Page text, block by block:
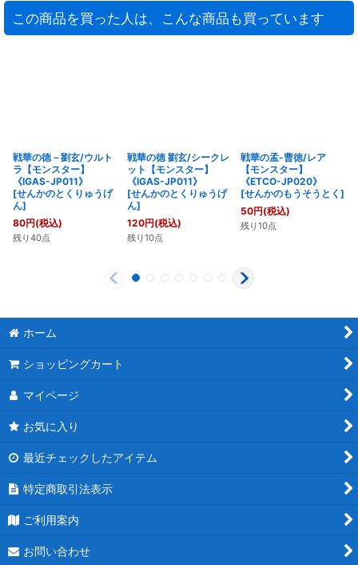
この商品を買った人は、こんな商品も買っています
戦華の徳－劉玄/ウルト
ラ【モンスター】
《IGAS-JP011》
[せんかのとくりゅうげ
ん]
80円(税込)
残り40点
戦華の徳 劉玄/シークレ
ット【モンスター】
《IGAS-JP011》
[せんかのとくりゅうげ
ん]
120円(税込)
残り10点
戦華の孟-曹徳/レア
【モンスター】
《ETCO-JP020》
[せんかのもうそうとく]
50円(税込)
残り10点
ホーム
ショッピングカート
マイページ
お気に入り
最近チェックしたアイテム
特定商取引法表示
ご利用案内
お問い合わせ